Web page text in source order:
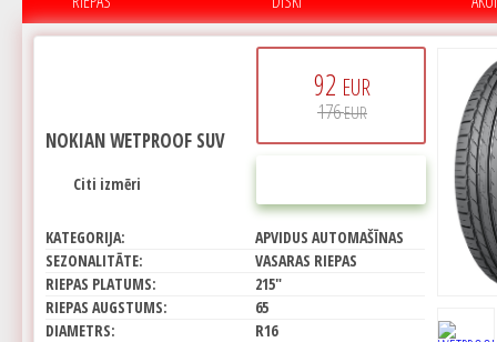
92 EUR
176EUR
NOKIAN WETPROOF SUV
Citi izmēri
KATEGORIJA:
APVIDUS AUTOMAŠĪNAS
SEZONALITĀTE:
VASARAS RIEPAS
RIEPAS PLATUMS:
215"
RIEPAS AUGSTUMS:
65
DIAMETRS:
R16